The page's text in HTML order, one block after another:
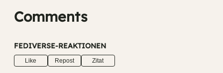
Comments
FEDIVERSE-REAKTIONEN
Like Repost Zitat